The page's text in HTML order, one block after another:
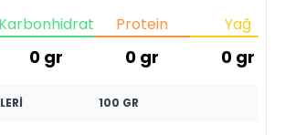
Karbonhidrat
0 gr
Protein
0 gr
Yağ
0 gr
100 GR